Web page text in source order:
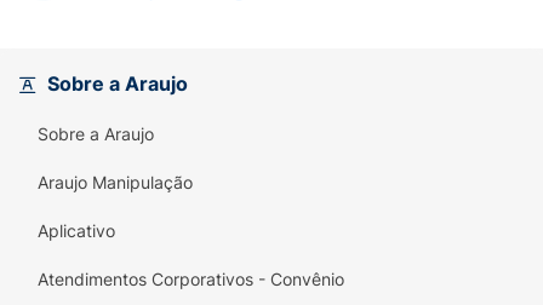
Sobre a Araujo
Sobre a Araujo
Araujo Manipulação
Aplicativo
Atendimentos Corporativos - Convênio